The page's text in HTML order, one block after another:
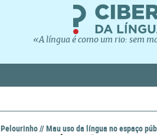
«A língua é como um rio: sem
Pelourinho//Mau uso da língua no espaço